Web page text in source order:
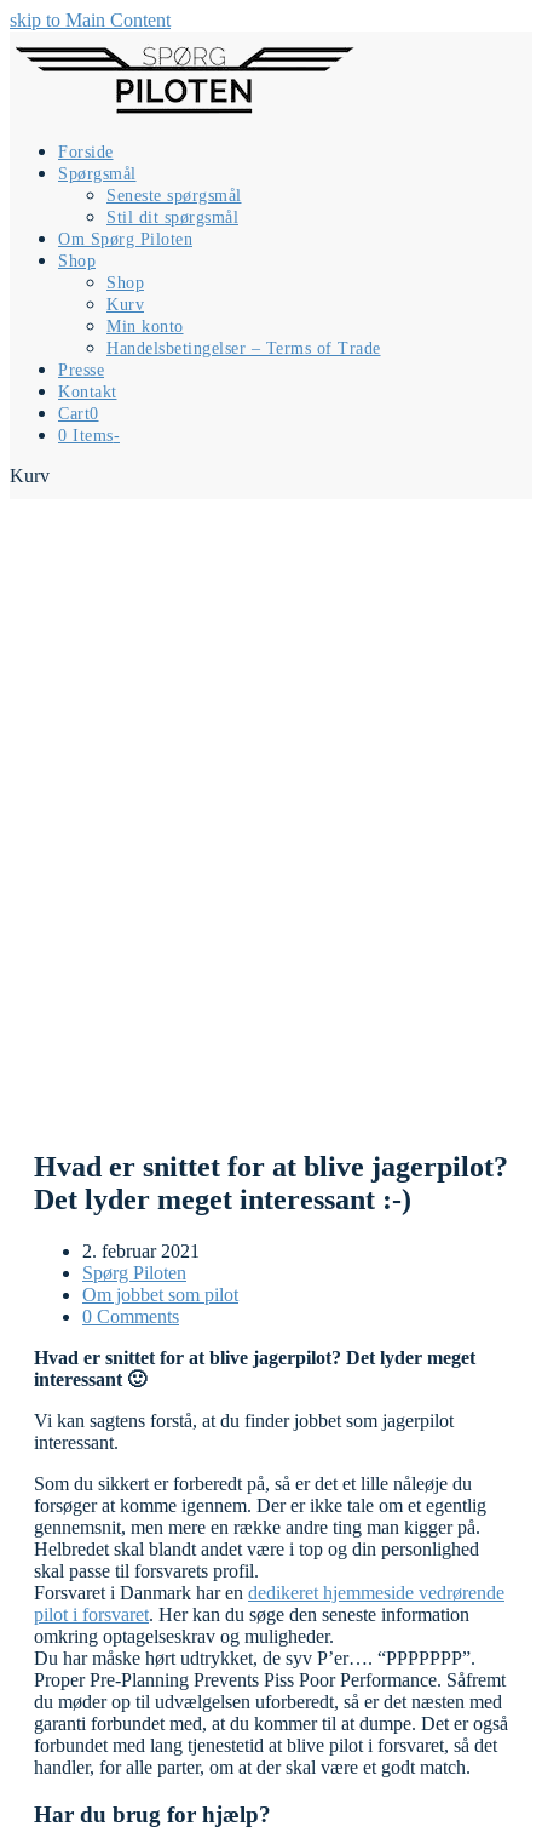
skip to Main Content
Forside
Spørgsmål
Seneste spørgsmål
Stil dit spørgsmål
Om Spørg Piloten
Shop
Shop
Kurv
Min konto
Handelsbetingelser – Terms of Trade
Presse
Kontakt
Cart0
0 Items-
Kurv
Hvad er snittet for at blive jagerpilot?
Det lyder meget interessant :-)
2. februar 2021
Spørg Piloten
Om jobbet som pilot
0 Comments
Hvad er snittet for at blive jagerpilot? Det lyder meget
interessant 🙂
Vi kan sagtens forstå, at du finder jobbet som jagerpilot
interessant.
Som du sikkert er forberedt på, så er det et lille nåleøje du
forsøger at komme igennem. Der er ikke tale om et egentlig
gennemsnit, men mere en række andre ting man kigger på.
Helbredet skal blandt andet være i top og din personlighed
skal passe til forsvarets profil.
Forsvaret i Danmark har en dedikeret hjemmeside vedrørende
pilot i forsvaret. Her kan du søge den seneste information
omkring optagelseskrav og muligheder.
Du har måske hørt udtrykket, de syv P’er…. “PPPPPPP”.
Proper Pre-Planning Prevents Piss Poor Performance. Såfremt
du møder op til udvælgelsen uforberedt, så er det næsten med
garanti forbundet med, at du kommer til at dumpe. Det er også
forbundet med lang tjenestetid at blive pilot i forsvaret, så det
handler, for alle parter, om at der skal være et godt match.
Har du brug for hjælp?